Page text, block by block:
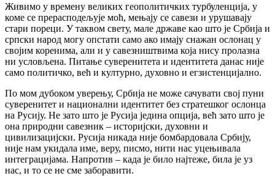
Живимо у времену великих геополитичких турбуленција, у
коме се прерасподељује моћ, мењају се савези и урушавају
стари пореци. У таквом свету, мале државе као што је Србија и
српски народ могу опстати само ако имају снажан ослонац у
својим коренима, али и у савезништвима која нису пролазна
ни условљена. Питање суверенитета и идентитета данас није
само политичко, већ и културно, духовно и егзистенцијално.
По мом дубоком уверењу, Србија не може сачувати свој пуни
суверенитет и национални идентитет без стратешког ослонца
на Русију. Не зато што је Русија једина опција, већ зато што је
она природни савезник – историјски, духовни и
цивилизацијски. Русија никада није бомбардовала Србију,
није нам укидала име, веру, писмо, нити нас уцењивала
интеграцијама. Напротив – када је било најтеже, била је уз
нас, и то се не сме заборавити.